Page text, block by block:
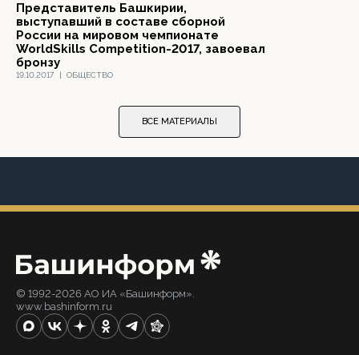
19.10.2017 | ОБЩЕСТВО
Представитель Башкирии,
выступавший в составе сборной
России на мировом чемпионате
WorldSkills Competition-2017, завоевал
бронзу
ВСЕ МАТЕРИАЛЫ
© 1992-2026 АО ИА «Башинформ».
www.bashinform.ru